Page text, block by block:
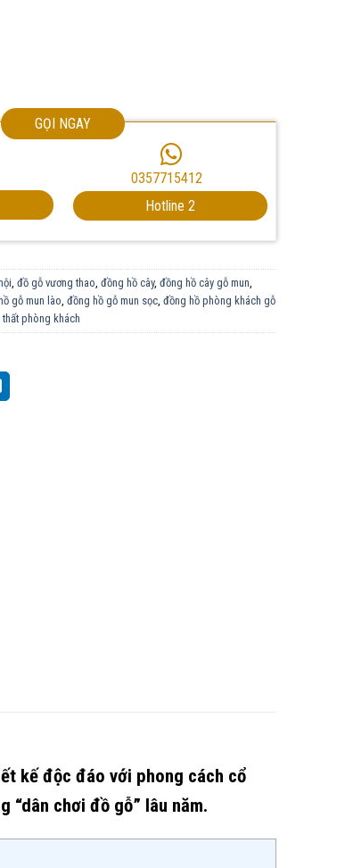
GỌI NGAY
0357715412
Hotline 2
đồ gỗ vương thao đồng hồ cây, đồng hồ cây gỗ mun
gỗ mun lào đồng hồ gỗ mun sọc, đồng hồ phòng khách gỗ
thất phòng khách
kế độc đáo với phong cách cổ
“dân chơi đồ gỗ” lâu năm.